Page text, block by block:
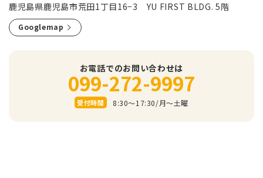
鹿児島県鹿児島市荒田1丁目16−3 YU FIRST BLDG. 5階
Googlemap
お電話でのお問い合わせは
099-272-9997
受付時間 8:30～17:30/⽉〜⼟曜